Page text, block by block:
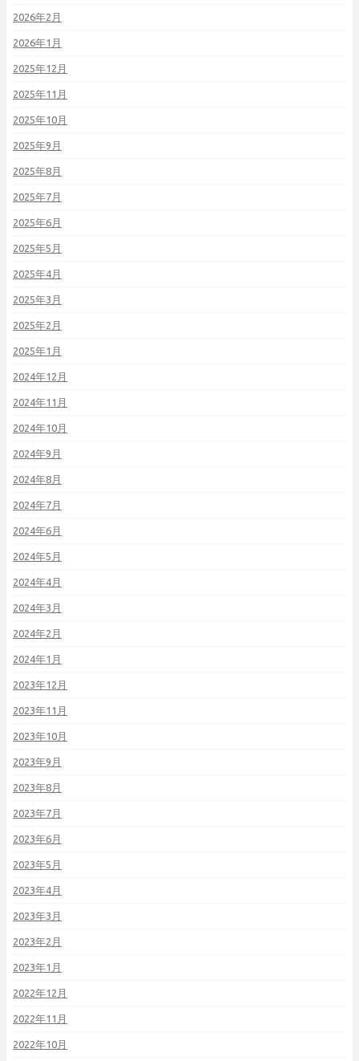
2026年2月
2026年1月
2025年12月
2025年11月
2025年10月
2025年9月
2025年8月
2025年7月
2025年6月
2025年5月
2025年4月
2025年3月
2025年2月
2025年1月
2024年12月
2024年11月
2024年10月
2024年9月
2024年8月
2024年7月
2024年6月
2024年5月
2024年4月
2024年3月
2024年2月
2024年1月
2023年12月
2023年11月
2023年10月
2023年9月
2023年8月
2023年7月
2023年6月
2023年5月
2023年4月
2023年3月
2023年2月
2023年1月
2022年12月
2022年11月
2022年10月